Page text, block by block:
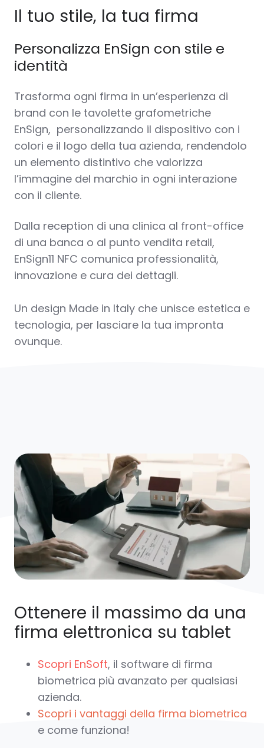
Il tuo stile, la tua firma
Personalizza EnSign con stile e
identità
Trasforma ogni firma in un’esperienza di
brand con le tavolette grafometriche
EnSign, personalizzando il dispositivo con i
colori e il logo della tua azienda, rendendolo
un elemento distintivo che valorizza
l’immagine del marchio in ogni interazione
con il cliente.
Dalla reception di una clinica al front-office
di una banca o al punto vendita retail,
EnSign11 NFC comunica professionalità,
innovazione e cura dei dettagli.
Un design Made in Italy che unisce estetica e
tecnologia, per lasciare la tua impronta
ovunque.
Ottenere il massimo da una
firma elettronica su tablet
Scopri EnSoft, il software di firma
biometrica più avanzato per qualsiasi
azienda.
Scopri i vantaggi della firma biometrica
e come funziona!